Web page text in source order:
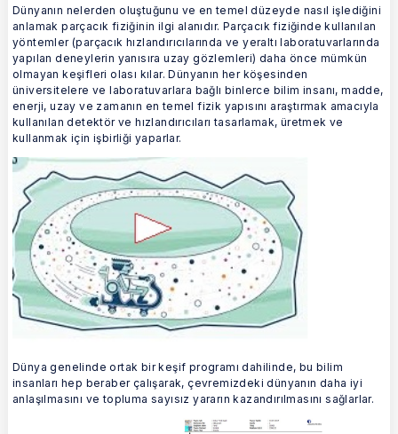
Dünyanın nelerden oluştuğunu ve en temel düzeyde nasıl işlediğini
anlamak parçacık fiziğinin ilgi alanıdır. Parçacık fiziğinde kullanılan
yöntemler (parçacık hızlandırıcılarında ve yeraltı laboratuvarlarında
yapılan deneylerin yanısıra uzay gözlemleri) daha önce mümkün
olmayan keşifleri olası kılar. Dünyanın her köşesinden
üniversitelere ve laboratuvarlara bağlı binlerce bilim insanı, madde,
enerji, uzay ve zamanın en temel fizik yapısını araştırmak amacıyla
kullanılan detektör ve hızlandırıcıları tasarlamak, üretmek ve
kullanmak için işbirliği yaparlar.
Dünya genelinde ortak bir keşif programı dahilinde, bu bilim
insanları hep beraber çalışarak, çevremizdeki dünyanın daha iyi
anlaşılmasını ve topluma sayısız yararın kazandırılmasını sağlarlar.